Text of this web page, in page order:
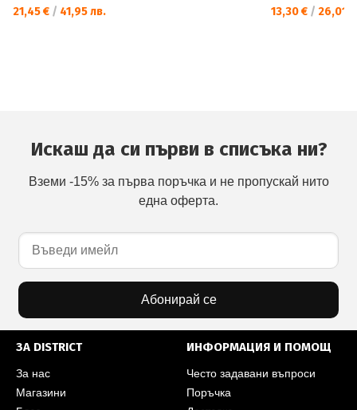
21,45 € / 41,95 лв. 13,30 € / 26,01
Искаш да си първи в списъка ни?
Вземи -15% за първа поръчка и не пропускай нито
една оферта.
Абонирай се
ЗА DISTRICT
За нас
Магазини
ИНФОРМАЦИЯ И ПОМОЩ
Често задавани въпроси
Поръчка